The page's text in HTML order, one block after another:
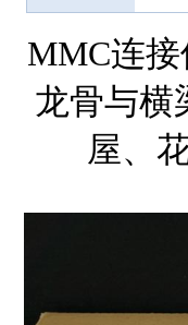
MMC连
龙骨与横
屋、